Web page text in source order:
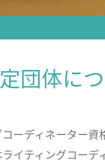
団体に
ーディネーター
イティングコー